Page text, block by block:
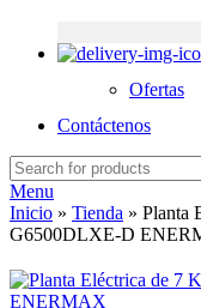
Ofertas
Contáctenos
Menu
Inicio » Tienda » Planta
G6500DLXE-D